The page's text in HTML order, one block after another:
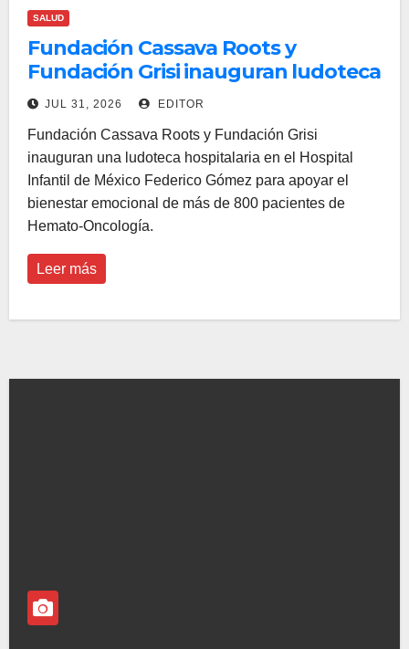
SALUD
Fundación Cassava Roots y
Fundación Grisi inauguran ludoteca
hospitalaria en el Hospital Infantil
JUL 31, 2026 EDITOR
Fundación Cassava Roots y Fundación Grisi
inauguran una ludoteca hospitalaria en el Hospital
Infantil de México Federico Gómez para apoyar el
bienestar emocional de más de 800 pacientes de
Hemato-Oncología.
Leer más